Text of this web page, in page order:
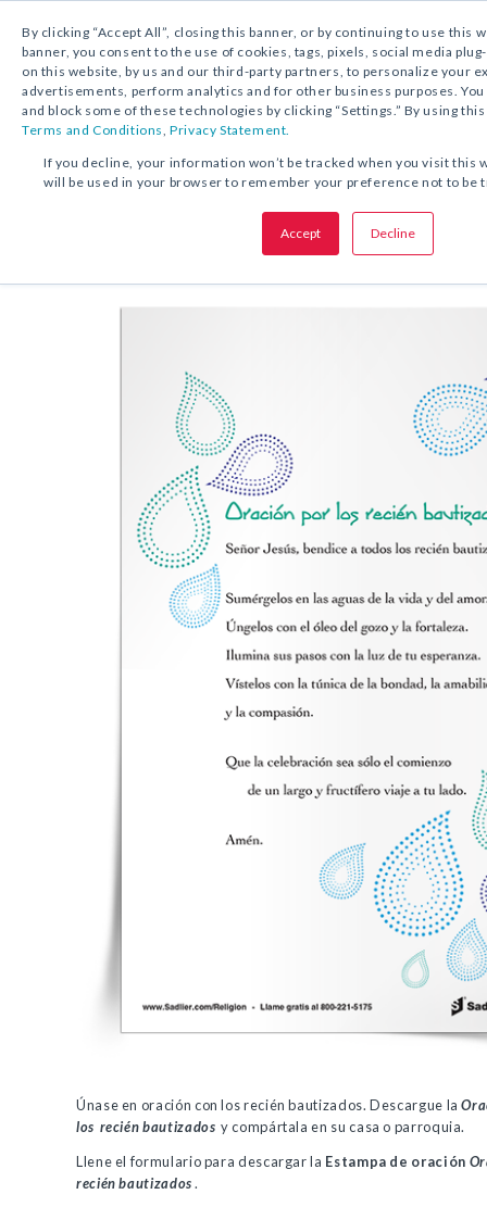
By clicking “Accept All”, closing this banner, or by continuing to use this
banner, you consent to the use of cookies, tags, pixels, social media
on this website, by us and our third-party partners, to personalize your
advertisements, perform analytics and for other business purposes.
and block some of these technologies by clicking “Settings.” By using
Terms and Conditions,Privacy Statement.
If you decline, your information won’t be tracked when you visit this
will be used in your browser to remember your preference not to be
Accept Decline
DESCARGA GRATUITA:ESTAMPA DE
COMPARTA ESTA OFERTA:
Estampa de oraciónOración por
Únase en oración con los recién bautizados. Descargue la
los recién bautizados y compártala en su casa o parroquia.
Llene el formulario para descargar la Estampa de oración
recién bautizados.